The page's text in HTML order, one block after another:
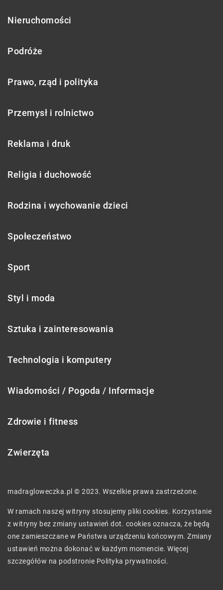
Nieruchomości
Podróże
Prawo, rząd i polityka
Przemysł i rolnictwo
Reklama i druk
Religia i duchowość
Rodzina i wychowanie dzieci
Społeczeństwo
Sport
Styl i moda
Sztuka i zainteresowania
Technologia i komputery
Wiadomości / Pogoda / Informacje
Zdrowie i fitness
Zwierzęta
madragloweczka.pl © 2023. Wszelkie prawa zastrzeżone.
W ramach naszej witryny stosujemy pliki cookies. Korzystanie
z witryny bez zmiany ustawień dot. cookies oznacza, że będą
one zamieszczane w Państwa urządzeniu końcowym. Zmiany
ustawień można dokonać w każdym momencie. Więcej
szczegółów na podstronie Polityka prywatności.